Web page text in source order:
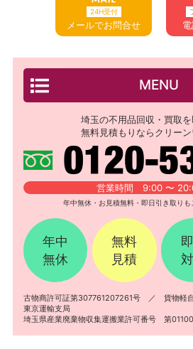
24H受付
メールでお問合せ
MENU
埼玉の不用品回収・買取を
無料見積もりならクリーン
営業時間 9:00 〜
年中無休・お見積無料・即日引き取りも
年中
無休
無料
見積
古物商許可証第307761207261号 ／ 貨物軽
東京運輸支局
埼玉県産業廃棄物収集運搬業許可番号 第